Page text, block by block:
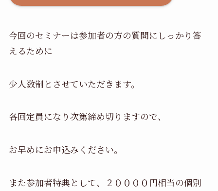
今回のセミナーは参加者の方の質問にしっかり答
えるために
少人数制とさせていただきます。
各回定員になり次第締め切りますので、
お早めにお申込みください。
また参加者特典として、２００００円相当の個別